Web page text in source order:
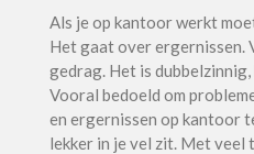
Als je op kantoor werkt
Het gaat over ergernissen.
gedrag. Het is
Vooral bedoeld om
en ergernissen op kantoor
lekker in je vel zit. Met veel